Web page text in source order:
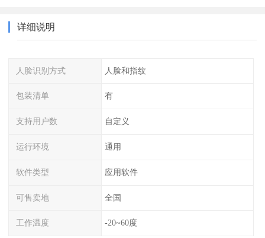
详细说明
人脸识别方式 人脸和指纹
包装清单 有
支持用户数 自定义
运行环境 通用
软件类型 应用软件
可售卖地 全国
工作温度 -20~60度